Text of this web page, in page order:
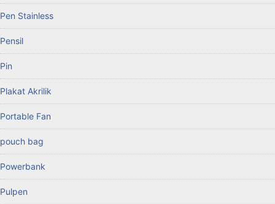
Pen Stainless
Pensil
Pin
Plakat Akrilik
Portable Fan
pouch bag
Powerbank
Pulpen